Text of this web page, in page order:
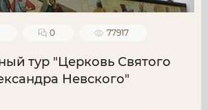
0 77917
тур "Церковь Святого
Невского"